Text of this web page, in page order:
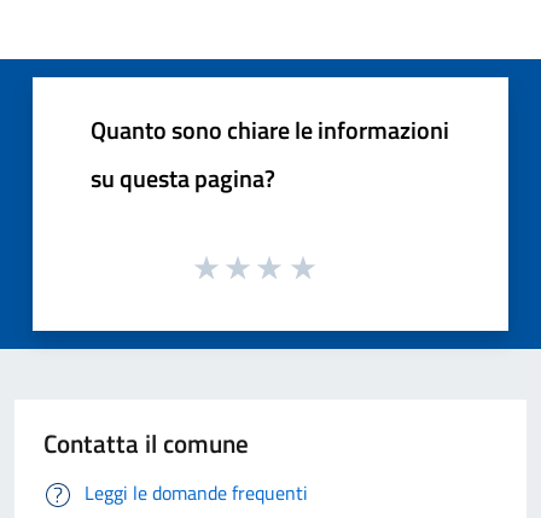
Quanto sono chiare le informazioni
su questa pagina?
Contatta il comune
Leggi le domande frequenti